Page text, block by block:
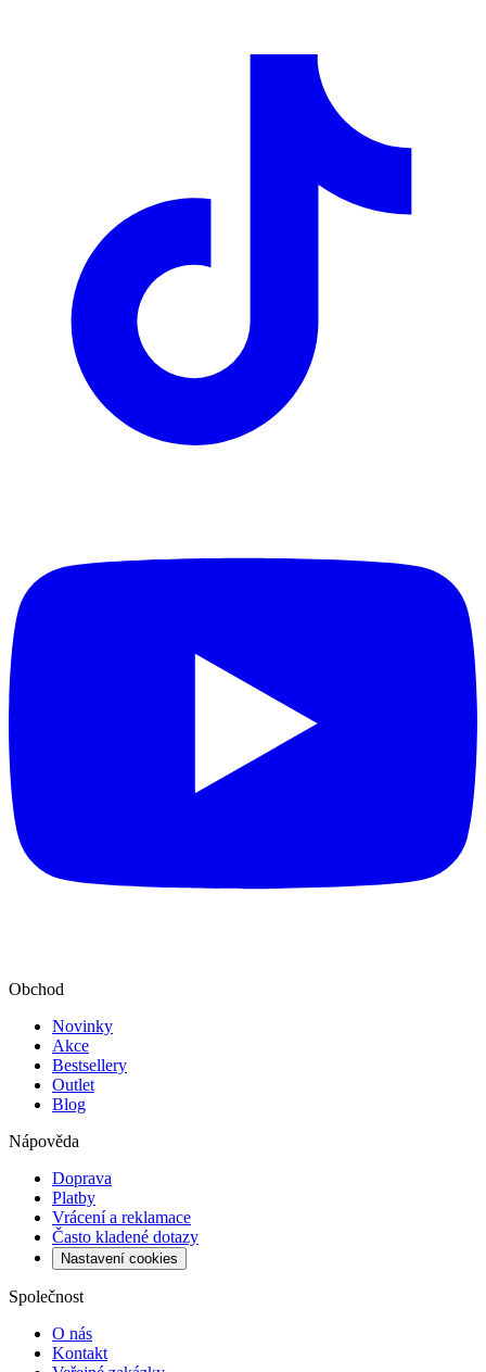
Obchod
Novinky
Akce
Bestsellery
Outlet
Blog
Nápověda
Doprava
Platby
Vrácení a reklamace
Často kladené dotazy
Nastavení cookies
Společnost
O nás
Kontakt